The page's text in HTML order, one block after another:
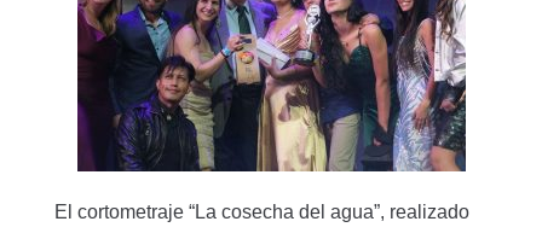
El cortometraje “La cosecha del agua”, realizado